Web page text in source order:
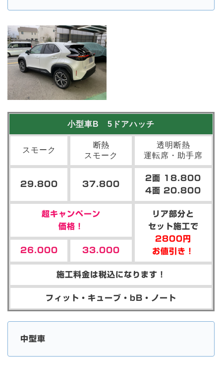
小型車B 5ドアハッチ
スモーク
断熱
スモーク
透明断熱
運転席・助手席
29.800 37.800
2面 18.800
4面 20.800
超キャンペーン
価格！
リア部分と
セット施工で
2800円
お値引き！
26.000 33.000
施工料金は税込になります！
フィット・キューブ・bB・ノート
中型車